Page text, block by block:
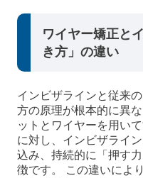
ワイヤー矯正と
き方」の違い
インビザラインと従来
方の原理が根本的に異
ットとワイヤーを用い
に対し、インビザライ
込み、持続的に「押す
徴です。 この違いによ